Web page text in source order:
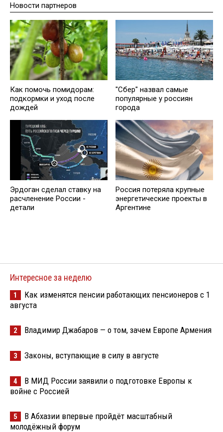
Новости партнеров
Как помочь помидорам:
подкормки и уход после
дождей
"Сбер" назвал самые
популярные у россиян
города
Эрдоган сделал ставку на
расчленение России -
детали
Россия потеряла крупные
энергетические проекты в
Аргентине
Интересное за неделю
1
Как изменятся пенсии работающих пенсионеров с 1
августа
2 Владимир Джабаров — о том, зачем Европе Армения
3 Законы, вступающие в силу в августе
4
В МИД России заявили о подготовке Европы к
войне с Россией
5
В Абхазии впервые пройдёт масштабный
молодёжный форум